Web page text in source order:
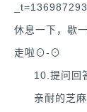
休息一下，歇
走啦⊙-⊙
10.提问回
亲耐的芝